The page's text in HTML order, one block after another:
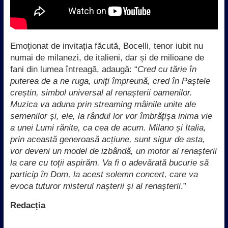
Emoționat de invitația făcută, Bocelli, tenor iubit nu
numai de milanezi, de italieni, dar și de milioane de
fani din lumea întreagă, adaugă: “Cred cu tărie în
puterea de a ne ruga, uniți împreună, cred în Paștele
creștin, simbol universal al renașterii oamenilor.
Muzica va aduna prin streaming mâinile unite ale
semenilor și, ele, la rândul lor vor îmbrățișa inima vie
a unei Lumi rănite, ca cea de acum. Milano și Italia,
prin această generoasă acțiune, sunt sigur de asta,
vor deveni un model de izbândă, un motor al renașterii
la care cu toții aspirăm. Va fi o adevărată bucurie să
particip în Dom, la acest solemn concert, care va
evoca tuturor misterul nașterii și al renașterii.”
Redacția